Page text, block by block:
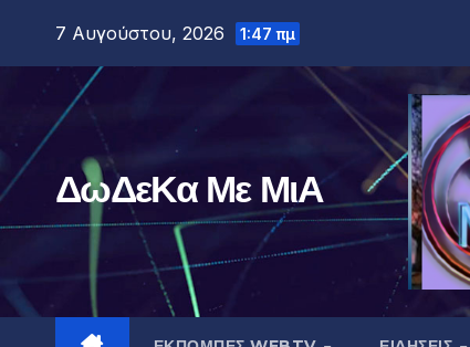
περιεχόμενο
7 Αυγούστου, 2026 1:47 πμ
ΔωΔεΚα Με ΜιΑ